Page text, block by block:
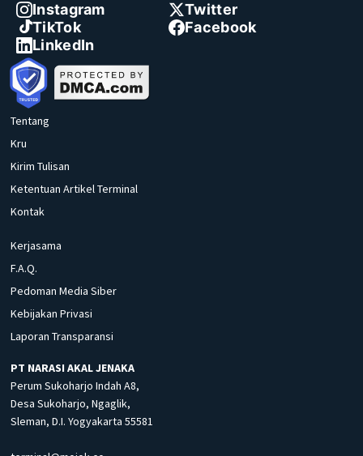
Instagram
Twitter
TikTok
Facebook
LinkedIn
Tentang
Kru
Kirim Tulisan
Ketentuan Artikel Terminal
Kontak
Kerjasama
F.A.Q.
Pedoman Media Siber
Kebijakan Privasi
Laporan Transparansi
PT NARASI AKAL JENAKA
Perum Sukoharjo Indah A8,
Desa Sukoharjo, Ngaglik,
Sleman, D.I. Yogyakarta 55581